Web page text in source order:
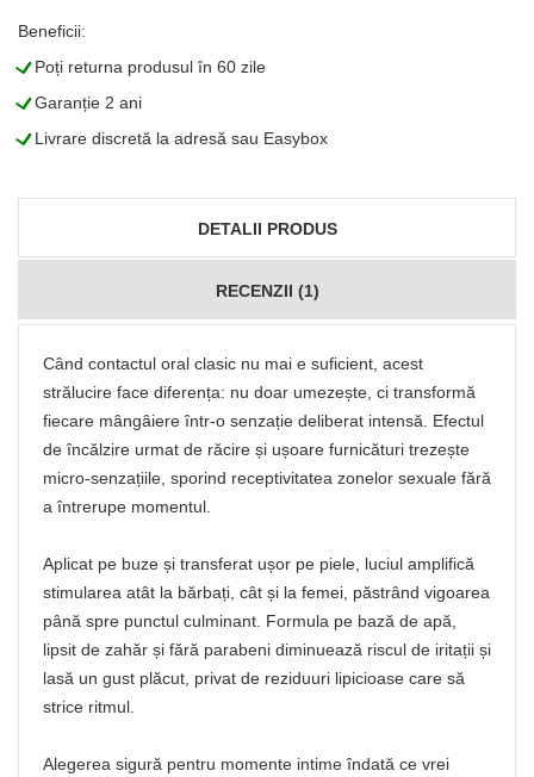
Beneficii:
LPoți returna produsul în 60 zile
LGaranție 2 ani
LLivrare discretă la adresă sau Easybox
DETALII PRODUS
RECENZII (1)
Când contactul oral clasic nu mai e suficient, acest
strălucire face diferența: nu doar umezește, ci transformă
fiecare mângâiere într‑o senzație deliberat intensă. Efectul
de încălzire urmat de răcire și ușoare furnicături trezește
micro-senzațiile, sporind receptivitatea zonelor sexuale fără
a întrerupe momentul.
Aplicat pe buze și transferat ușor pe piele, luciul amplifică
stimularea atât la bărbați, cât și la femei, păstrând vigoarea
până spre punctul culminant. Formula pe bază de apă,
lipsit de zahăr și fără parabeni diminuează riscul de iritații și
lasă un gust plăcut, privat de reziduuri lipicioase care să
strice ritmul.
Alegerea sigură pentru momente intime îndată ce vrei